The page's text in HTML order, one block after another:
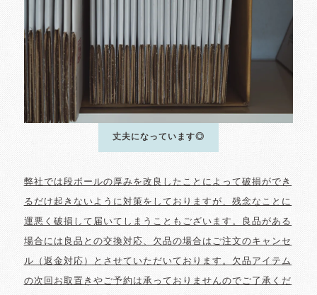
丈夫になっています◎
弊社では段ボールの厚みを改良したことによって破損ができ
るだけ起きないように対策をしておりますが、残念なことに
運悪く破損して届いてしまうこともございます。良品がある
場合には良品との交換対応、欠品の場合はご注文のキャンセ
ル（返金対応）とさせていただいております。欠品アイテム
の次回お取置きやご予約は承っておりませんのでご了承くだ